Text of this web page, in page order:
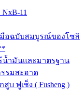
11
อฉบับสมบูรณ์ของโซลิ
น้ำมันและมาตรฐาน
รมสะอาด
ฟูเช็ง ( Fusheng )